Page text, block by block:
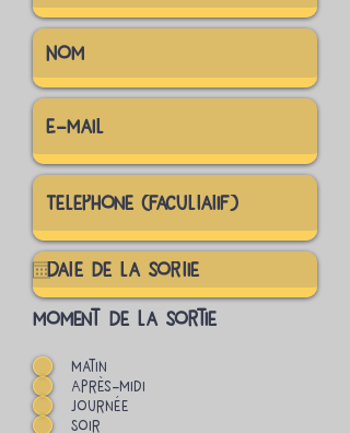
moment de la sortie
Matin
Après-midi
Journée
Soir